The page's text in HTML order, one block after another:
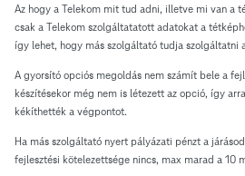
Az hogy a Telekom mit tud adni, illetve mi van a
csak a Telekom szolgáltatatott adatokat a
így lehet, hogy más szolgáltató tudja szolgáltatni
A gyorsító opciós megoldás nem számít bele a
készítésekor még nem is létezett az opció, így
kékíthették a végpontot.
Ha más szolgáltató nyert pályázati pénzt a
fejlesztési kötelezettsége nincs, max marad a 10